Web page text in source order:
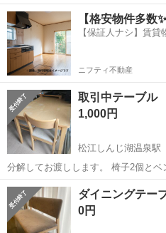
中！友達同士での応募OK！備品付き
社負担！生活支援物資事前対応可◎格
♪《山口県山口市》 人気の工...
山口 山口市 大歳駅 その他
【格安物件多数
【保証人ナシ】賃貸
ニフティ不動産
取引中テーブル
1,000円
松江しんじ湖温泉駅
分解してお渡しします。 椅子2個と
します。
島根 松江市 松江しんじ湖温
ベンチ
ダイニングテー
0円